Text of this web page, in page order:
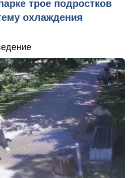
трое подростков
охлаждения